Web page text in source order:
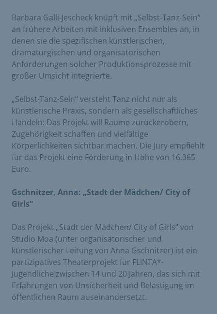
Barbara Galli-Jescheck knüpft mit „Selbst-Tanz-Sein“
an frühere Arbeiten mit inklusiven Ensembles an, in
denen sie die spezifischen künstlerischen,
dramaturgischen und organisatorischen
Anforderungen solcher Produktionsprozesse mit
großer Umsicht integrierte.
„Selbst-Tanz-Sein“ versteht Tanz nicht nur als
künstlerische Praxis, sondern als gesellschaftliches
Handeln: Das Projekt will Räume zurückerobern,
Zugehörigkeit schaffen und vielfältige
Körperlichkeiten sichtbar machen. Die Jury empfiehlt
für das Projekt eine Förderung in Höhe von 16.365
Euro.
Gschnitzer, Anna: „Stadt der Mädchen/ City of
Girls“
Das Projekt „Stadt der Mädchen/ City of Girls“ von
Studio Moa (unter organisatorischer und
künstlerischer Leitung von Anna Gschnitzer) ist ein
partizipatives Theaterprojekt für FLINTA*-
Jugendliche zwischen 14 und 20 Jahren, das sich mit
Erfahrungen von Unsicherheit und Belästigung im
öffentlichen Raum auseinandersetzt.